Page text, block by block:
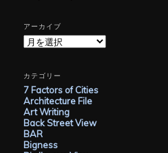
アーカイブ
ア
ー
イ
ブ
カテゴリー
7 Factors of Cities
Architecture File
Art Writing
Back Street View
BAR
Bigness